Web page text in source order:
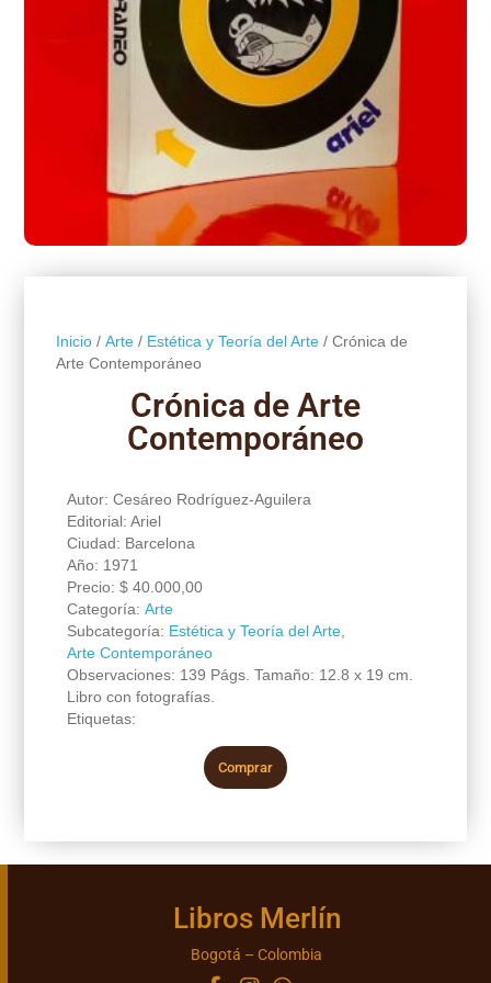
Inicio/ Arte/ Estética y Teoría del Arte/ Crónica de
Arte Contemporáneo
Crónica de Arte
Contemporáneo
Autor: Cesáreo Rodríguez-Aguilera
Editorial: Ariel
Ciudad: Barcelona
Año: 1971
Precio: $40.000,00
Categoría: Arte
Subcategoría: Estética y Teoría del Arte,
Arte Contemporáneo
Observaciones: 139 Págs. Tamaño: 12.8 x 19 cm.
Libro con fotografías.
Etiquetas:
Comprar
Libros Merlín
Bogotá – Colombia